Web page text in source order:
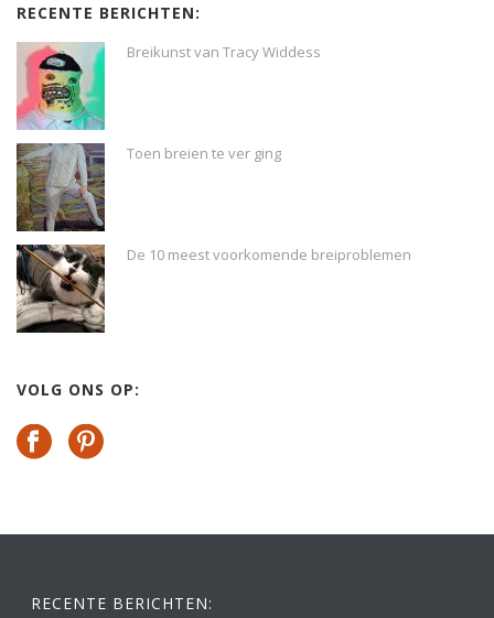
RECENTE BERICHTEN:
Breikunst van Tracy Widdess
Toen breien te ver ging
De 10 meest voorkomende breiproblemen
VOLG ONS OP:
RECENTE BERICHTEN: